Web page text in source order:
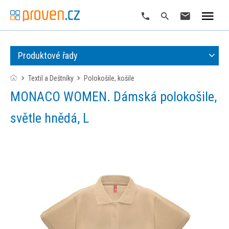
Produktové řady
Textil a Deštníky polokošile, košile
MONACO WOMEN. Dámská polokošile,
světle hnědá, L